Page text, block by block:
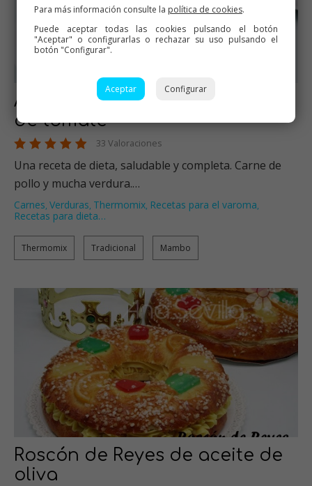
Albóndigas de pollo en salsa
de tomate
33 Valoraciones
Una receta de dieta, saludable y completa. Carne de
pollo y mucha verdura.…
Carnes, Verduras, Thermomix, Recetas para el varoma,
Recetas para dieta…
Thermomix Tradicional Mambo
Roscón de Reyes de aceite de
oliva
Para más información consulte la política de cookies.
Puede aceptar todas las cookies pulsando el botón
"Aceptar" o configurarlas o rechazar su uso pulsando el
botón "Configurar".
Aceptar Configurar